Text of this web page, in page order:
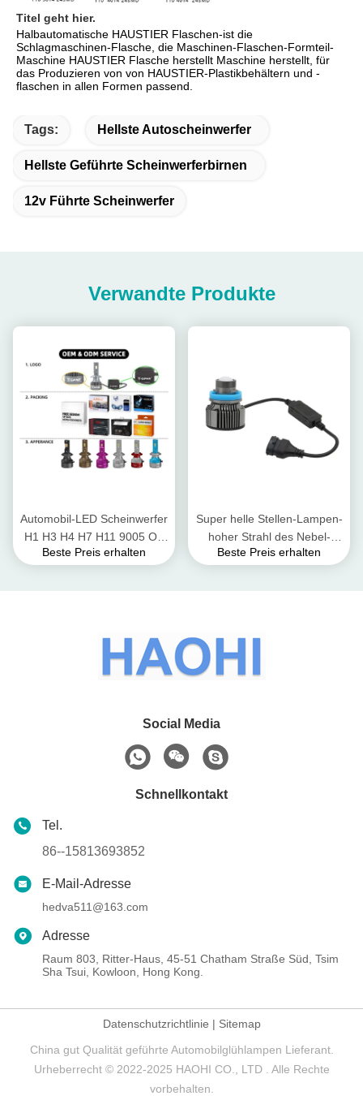
Titel geht hier.
Halbautomatische HAUSTIER Flaschen-ist die
Schlagmaschinen-Flasche, die Maschinen-Flaschen-Formteil-
Maschine HAUSTIER Flasche herstellt Maschine herstellt, für
das Produzieren von von HAUSTIER-Plastikbehältern und -
flaschen in allen Formen passend.
Tags: Hellste Autoscheinwerfer
Hellste Geführte Scheinwerferbirnen
12v Führte Scheinwerfer
Verwandte Produkte
Automobil-LED Scheinwerfer
H1 H3 H4 H7 H11 9005 O3
12V 55W 12000 Lumen-
Beste Preis erhalten
Super helle Stellen-Lampen-
hoher Strahl des Nebel-
Automobil-LED des
Beste Preis erhalten
Social Media
Schnellkontakt
Tel.
86--15813693852
E-Mail-Adresse
hedva511@163.com
Adresse
Raum 803, Ritter-Haus, 45-51 Chatham Straße Süd, Tsim
Sha Tsui, Kowloon, Hong Kong.
Datenschutzrichtlinie | Sitemap
China gut Qualität geführte Automobilglühlampen Lieferant.
Urheberrecht © 2022-2025 HAOHI CO., LTD . Alle Rechte
vorbehalten.